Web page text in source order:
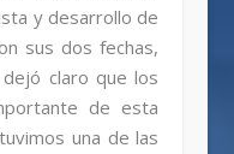
y desarrollo de
sus dos fechas,
claro que los
de esta
una de las